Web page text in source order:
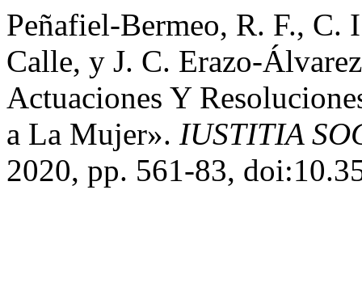
Peñafiel-Bermeo, R. F., C.
Calle, y J. C. Erazo-
Actuaciones Y
a La Mujer». IUSTITIA
2020, pp. 561-83,